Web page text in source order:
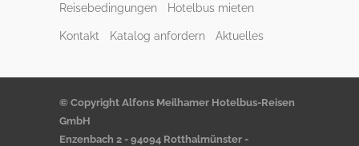
Reisebedingungen Hotelbus mieten
Kontakt Katalog anfordern Aktuelles
© Copyright Alfons Meilhamer Hotelbus-Reisen
GmbH
Enzenbach 2 - 94094 Rotthalmünster -